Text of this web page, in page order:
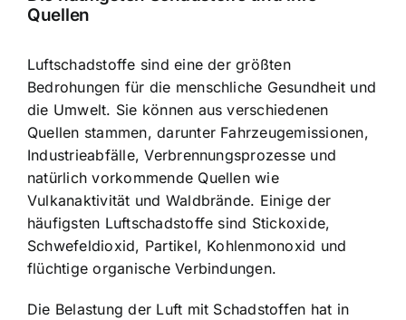
Quellen
Luftschadstoffe sind eine der größten
Bedrohungen für die menschliche Gesundheit und
die Umwelt. Sie können aus verschiedenen
Quellen stammen, darunter Fahrzeugemissionen,
Industrieabfälle, Verbrennungsprozesse und
natürlich vorkommende Quellen wie
Vulkanaktivität und Waldbrände. Einige der
häufigsten Luftschadstoffe sind Stickoxide,
Schwefeldioxid, Partikel, Kohlenmonoxid und
flüchtige organische Verbindungen.
Die Belastung der Luft mit Schadstoffen hat in